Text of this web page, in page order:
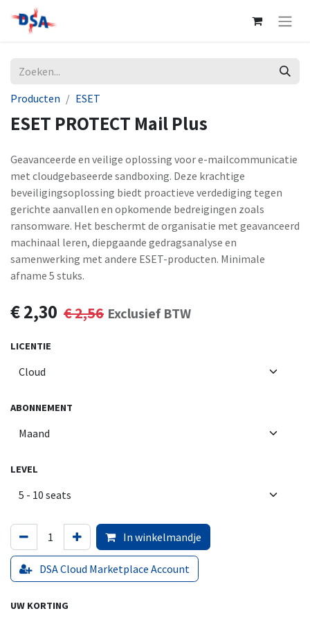
Producten ESET
ESET PROTECT Mail Plus
Geavanceerde en veilige oplossing voor e-mailcommunicatie
met cloudgebaseerde sandboxing. Deze krachtige
beveiligingsoplossing biedt proactieve verdediging tegen
gerichte aanvallen en opkomende bedreigingen zoals
ransomware. Het beschermt de organisatie met geavanceerd
machinaal leren, diepgaande gedragsanalyse en
samenwerking met andere ESET-producten. Minimale
afname 5 stuks.
€2,30 €2,56 Exclusief BTW
LICENTIE
ABONNEMENT
LEVEL
In winkelmandje
DSA Cloud Marketplace Account
UW KORTING